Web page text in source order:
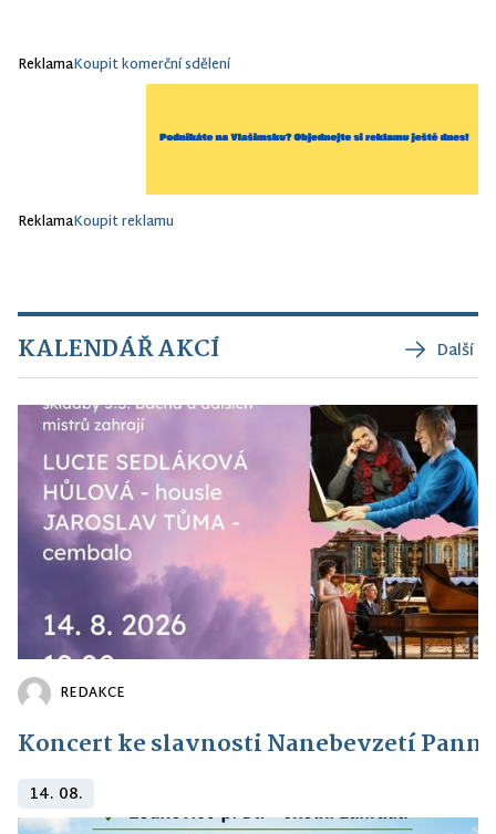
ReklamaKoupit komerční sdělení
ReklamaKoupit reklamu
KALENDÁŘ AKCÍ Další
REDAKCE
Koncert ke slavnosti Nanebevzetí
14. 08.